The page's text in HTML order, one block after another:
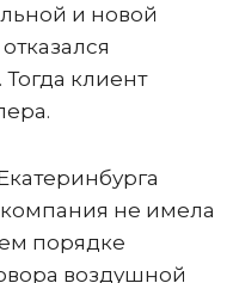
и новой
клиент
не имела
порядке
воздушной